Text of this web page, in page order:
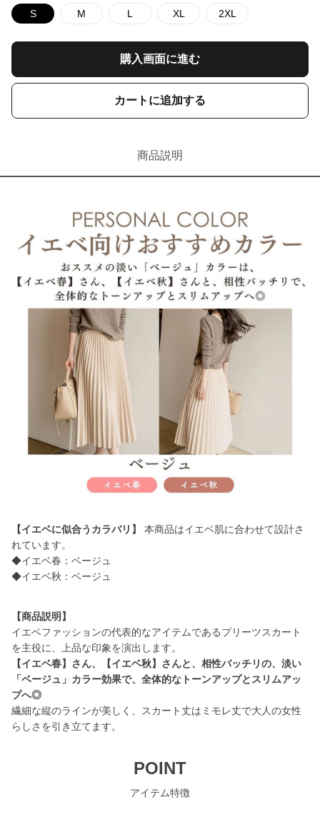
S M L XL 2XL
購入画面に進む
カートに追加する
商品説明
【イエベに似合うカラバリ】
本商品はイエベ肌に合わせて設計さ
れています。
◆イエベ春：ベージュ
◆イエベ秋：ベージュ
【商品説明】
イエベファッションの代表的なアイテムであるプリーツスカート
【イエベ春】さん、【イエベ秋】さんと、相性バッチリの、淡い
「ベージュ」カラー効果で、全体的なトーンアップとスリムアッ
プへ◎
繊細な縦のラインが美しく、スカート丈はミモレ丈で大人の女性
らしさを引き立てます。
POINT
アイテム特徴